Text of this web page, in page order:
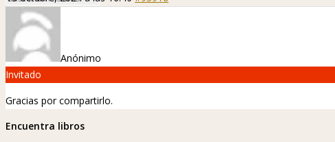
Anónimo
Invitado
Gracias por compartirlo.
Encuentra libros